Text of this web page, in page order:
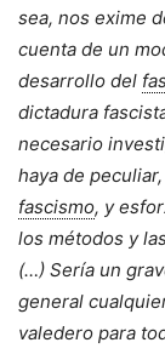
sea, nos exime
cuenta de un
desarrollo del
dictadura
necesario
haya de
fascismo, y
los métodos y
(…) Sería un
general
valedero para